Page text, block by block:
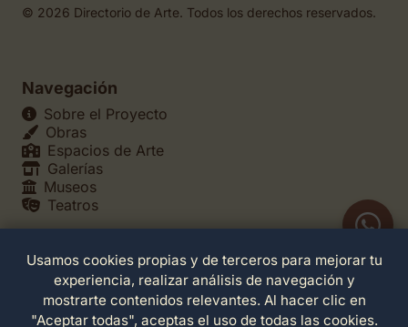
© 2026 Directorio de Arte. Todos los derechos reservados.
Navegación
Sobre el Proyecto
Obras
Espacios de Arte
Galerías
Museos
Teatros
Legales
Política de Privacidad
Política de Cookies
Usamos cookies propias y de terceros para mejorar tu
experiencia, realizar análisis de navegación y
mostrarte contenidos relevantes. Al hacer clic en
"Aceptar todas", aceptas el uso de todas las cookies.